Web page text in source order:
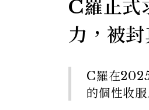
C羅正
力，被封
C羅在
的個性收